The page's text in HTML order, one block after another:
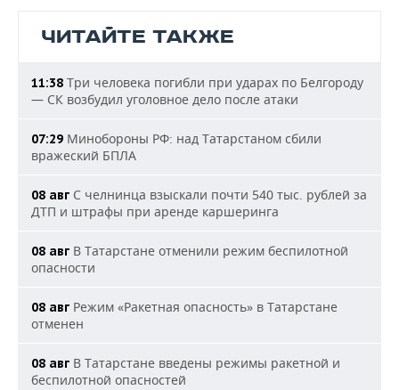
ЧИТАЙТЕ ТАКЖЕ
11:38 Три человека погибли при ударах по Белгороду
— СК возбудил уголовное дело после атаки
07:29 Минобороны РФ: над Татарстаном сбили
вражеский БПЛА
08 авг С челнинца взыскали почти 540 тыс. рублей за
ДТП и штрафы при аренде каршеринга
08 авг В Татарстане отменили режим беспилотной
опасности
08 авг Режим «Ракетная опасность» в Татарстане
отменен
08 авг В Татарстане введены режимы ракетной и
беспилотной опасностей